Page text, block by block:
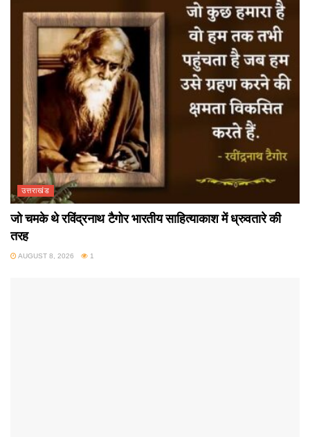
उत्तराखंड
जो चमके थे रविंद्रनाथ टैगोर भारतीय साहित्याकाश में ध्रुवतारे की
तरह
AUGUST 8, 2026 1